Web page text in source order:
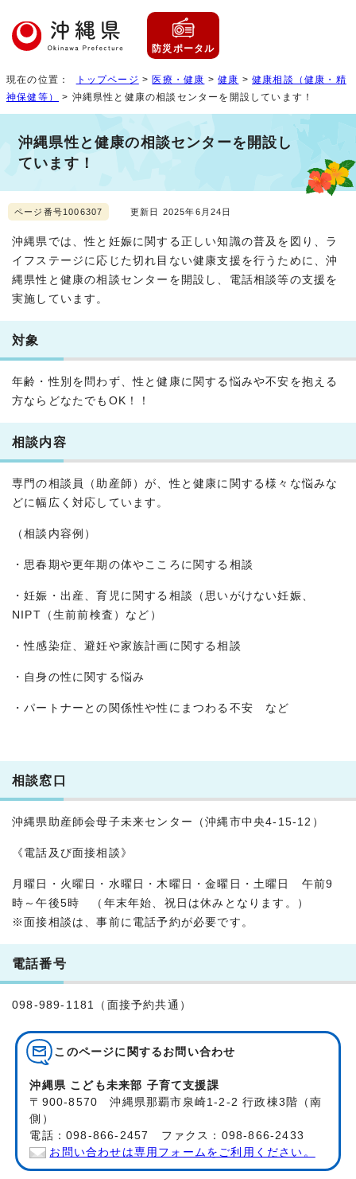
防災ポータル
現在の位置： トップページ > 医療・健康 >健康 >健康相談（健康・精
神保健等）
> 沖縄県性と健康の相談センターを開設しています！
沖縄県性と健康の相談センターを開設し
ています！
ページ番号1006307 更新日 2025年6月24日
沖縄県では、性と妊娠に関する正しい知識の普及を図り、ラ
イフステージに応じた切れ目ない健康支援を行うために、沖
縄県性と健康の相談センターを開設し、電話相談等の支援を
実施しています。
対象
年齢・性別を問わず、性と健康に関する悩みや不安を抱える
方ならどなたでもOK！！
相談内容
専門の相談員（助産師）が、性と健康に関する様々な悩みな
どに幅広く対応しています。
（相談内容例）
・思春期や更年期の体やこころに関する相談
・妊娠・出産、育児に関する相談（思いがけない妊娠、
NIPT（生前前検査）など）
・性感染症、避妊や家族計画に関する相談
・自身の性に関する悩み
・パートナーとの関係性や性にまつわる不安 など
相談窓口
沖縄県助産師会母子未来センター（沖縄市中央4-15-12）
《電話及び面接相談》
月曜日・火曜日・水曜日・木曜日・金曜日・土曜日 午前9
時～午後5時 （年末年始、祝日は休みとなります。）
※面接相談は、事前に電話予約が必要です。
電話番号
098-989-1181（面接予約共通）
このページに関する お問い合わせ
沖縄県 こども未来部 子育て支援課
〒900-8570 沖縄県那覇市泉崎1-2-2 行政棟3階（南
側）
電話：098-866-2457 ファクス：098-866-2433
お問い合わせは専用フォームをご利用ください。